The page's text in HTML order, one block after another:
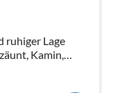
ruhiger Lage
Kamin,